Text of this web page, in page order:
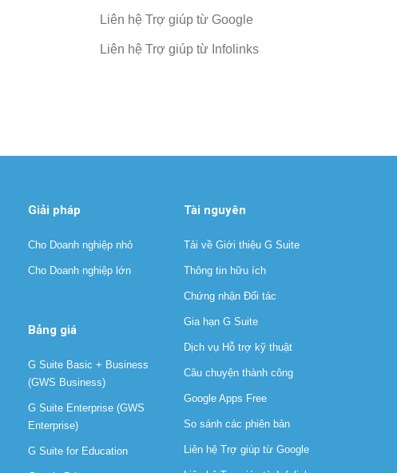
Liên hệ Trợ giúp từ Google
Liên hệ Trợ giúp từ Infolinks
Giải pháp
Cho Doanh nghiệp nhỏ
Cho Doanh nghiệp lớn
Bảng giá
G Suite Basic + Business
(GWS Business)
G Suite Enterprise (GWS
Enterprise)
G Suite for Education
Tài nguyên
Tải về Giới thiệu G Suite
Thông tin hữu ích
Chứng nhận Đối tác
Gia hạn G Suite
Dịch vụ Hỗ trợ kỹ thuật
Câu chuyện thành công
Google Apps Free
So sánh các phiên bản
Liên hệ Trợ giúp từ Google